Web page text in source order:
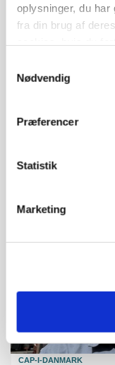
oplysninger, du
fra din brug af
Nødvendig
Præferencer
Statistik
Marketing
PLANTER
KWS Rallys
CAP-I-DANMARK